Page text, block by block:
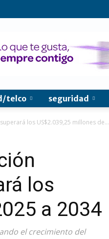
telco seguridad
los US$2.039,25 millones de...
los
a 2034
el crecimiento del